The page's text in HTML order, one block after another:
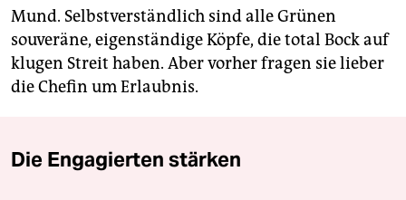
Mund. Selbstverständlich sind alle Grünen
souveräne, eigenständige Köpfe, die total Bock auf
klugen Streit haben. Aber vorher fragen sie lieber
die Chefin um Erlaubnis.
Die Engagierten stärken